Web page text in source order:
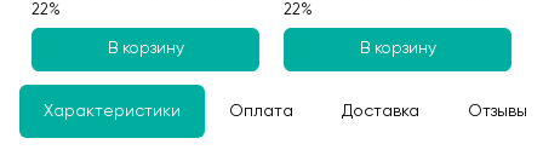
22%
В корзину
22%
В корзину
Характеристики Оплата Доставка Отзывы